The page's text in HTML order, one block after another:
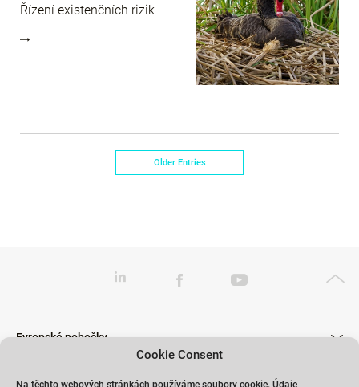
Cookie Consent
Na těchto webových stránkách používáme soubory cookie. Údaje
Řízení existenčních rizik
Older Entries
Evropské pobočky